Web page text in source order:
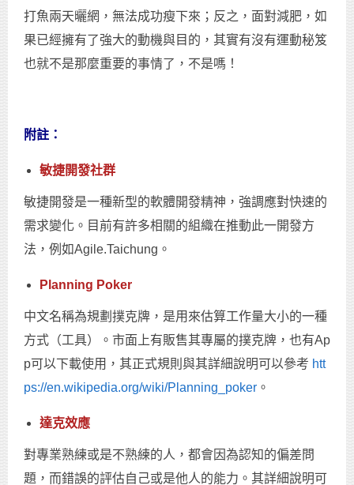
打魚兩天曬網，無法成功瘦下來；反之，面對減肥，如
果已經擁有了強大的動機與目的，其實有沒有運動秘笈
也就不是那麼重要的事情了，不是嗎！
附註：
敏捷開發社群
敏捷開發是一種新型的軟體開發精神，強調應對快速的
需求變化。目前有許多相關的組織在推動此一開發方
法，例如Agile.Taichung。
Planning Poker
中文名稱為規劃撲克牌，是用來估算工作量大小的一種
方式（工具）。市面上有販售其專屬的撲克牌，也有Ap
p可以下載使用，其正式規則與其詳細說明可以參考 htt
ps://en.wikipedia.org/wiki/Planning_poker 。
達克效應
對專業熟練或是不熟練的人，都會因為認知的偏差問
題，而錯誤的評估自己或是他人的能力。其詳細說明可